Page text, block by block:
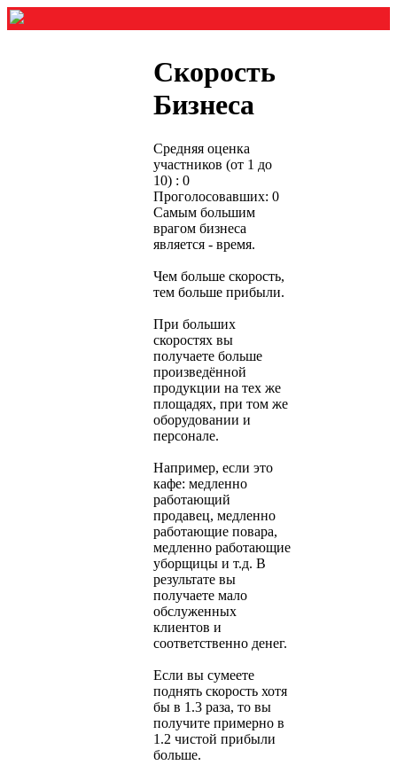
Скорость
Бизнеса
Средняя оценка
участников (от 1 до
10) : 0
Проголосовавших: 0
Самым большим
врагом бизнеса
является - время.
Чем больше скорость,
тем больше прибыли.
При больших
скоростях вы
получаете больше
произведённой
продукции на тех же
площадях, при том же
оборудовании и
персонале.
Например, если это
кафе: медленно
работающий
продавец, медленно
работающие повара,
медленно работающие
уборщицы и т.д. В
результате вы
получаете мало
обслуженных
клиентов и
соответственно денег.
Если вы сумеете
поднять скорость хотя
бы в 1.3 раза, то вы
получите примерно в
1.2 чистой прибыли
больше.